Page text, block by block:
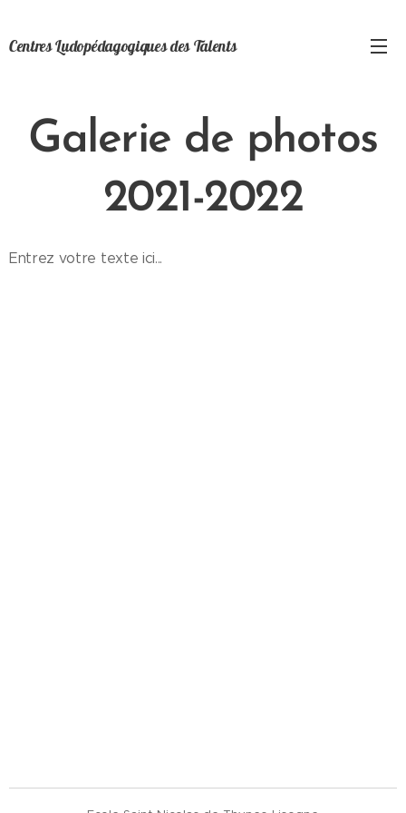
Centres Ludopédagogiques des Talents
Galerie de photos
2021-2022
Entrez votre texte ici...